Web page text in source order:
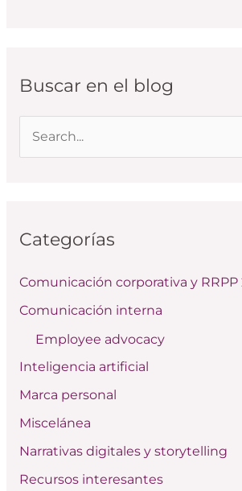
Buscar en el blog
a
p
o
:
Categorías
Comunicación corporativa y RRPP
Comunicación interna
Employee advocacy
Inteligencia artificial
Marca personal
Miscelánea
Narrativas digitales y storytelling
Recursos interesantes